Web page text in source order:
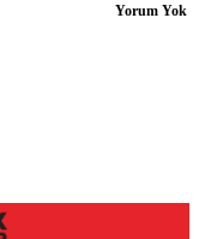
Yorum Yok